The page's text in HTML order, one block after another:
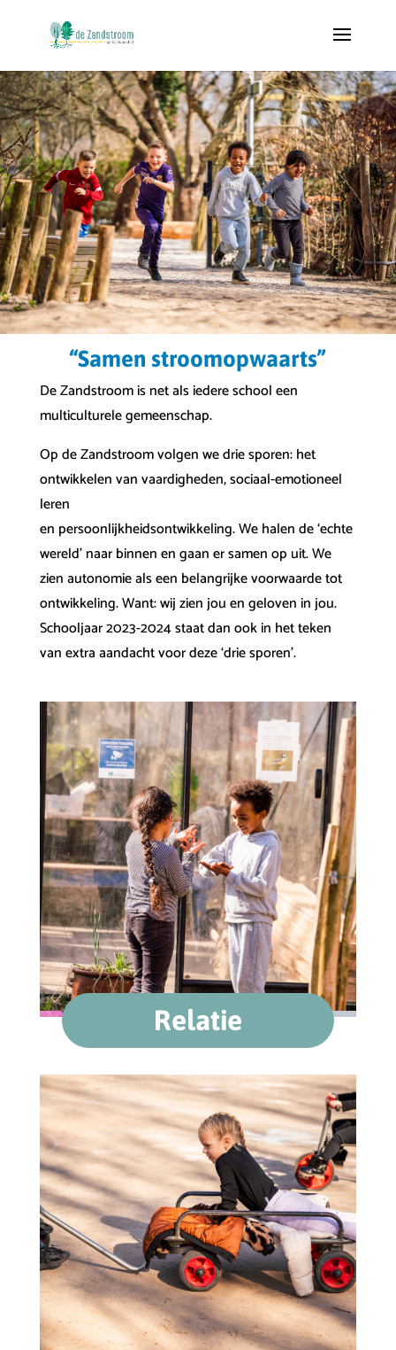
“Samen stroomopwaarts”
De Zandstroom is net als iedere school een
multiculturele gemeenschap.
Op de Zandstroom volgen we drie sporen: het
ontwikkelen van vaardigheden, sociaal-emotioneel
leren
en persoonlijkheidsontwikkeling. We halen de ‘echte
wereld’ naar binnen en gaan er samen op uit. We
zien autonomie als een belangrijke voorwaarde tot
ontwikkeling. Want: wij zien jou en geloven in jou.
Schooljaar 2023-2024 staat dan ook in het teken
van extra aandacht voor deze ‘drie sporen’.
Relatie